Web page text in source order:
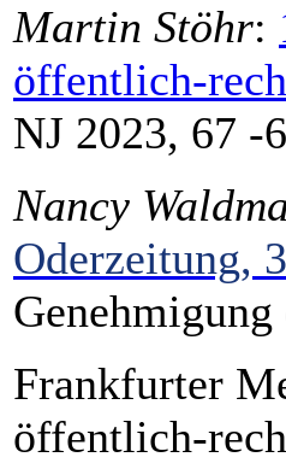
Martin Stöhr:
öffentlich-
NJ 2023, 67 -
Nancy
Oderzeitung,
Genehmigung
Frankfurter
öffentlich-